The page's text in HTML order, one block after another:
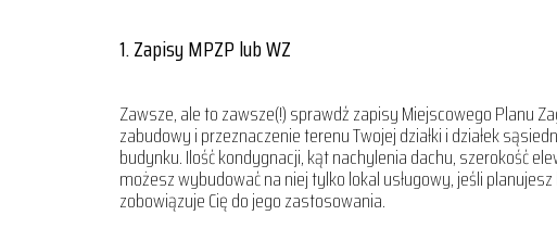
1.Zapisy MPZP lub WZ
Zawsze, ale to zawsze(!) sprawdź zapisy Miejscowego Planu
zabudowy i przeznaczenie terenu Twojej działki i działek
budynku. Ilość kondygnacji, kąt nachylenia dachu, szerokość
możesz wybudować na niej tylko lokal usługowy, jeśli
zobowiązuje Cię do jego zastosowania.